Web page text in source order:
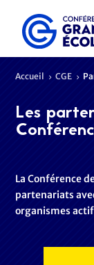
Accueil 5 CGE 5
Les
La Conférence
partenariats
organismes